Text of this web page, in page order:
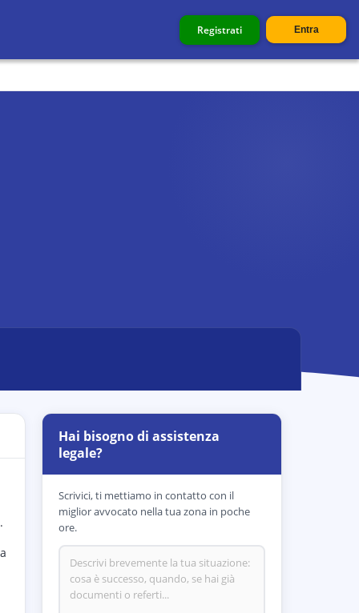
Registrati Entra
Hai bisogno di assistenza
legale?
Scrivici, ti mettiamo in contatto con il
miglior avvocato nella tua zona in poche
ore.